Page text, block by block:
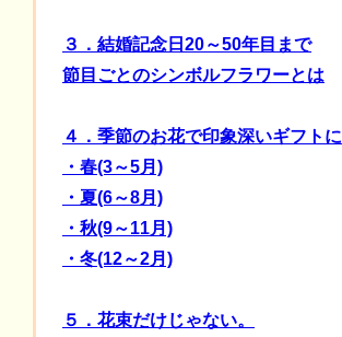
３．結婚記念日20～50年目まで
節目ごとのシンボルフラワーとは
４．季節のお花で印象深いギフトに
・春(3～5月)
・夏(6～8月)
・秋(9～11月)
・冬(12～2月)
５．花束だけじゃない。